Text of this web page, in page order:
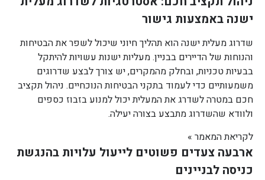
ישנה באמצעות גישור
שדרוג מעלית ישנה הוא תהליך חיוני שיכול לשפר את הבטיחות
והנוחות של הדיירים בבניין. מעליות ישנות עשויות להיתקל
בבעיות טכניות, ובחלק מהמקרים, יש צורך לבצע שדרוגים
משמעותיים כדי לעמוד בתקני הבטיחות הנוכחיים. ניהול תקציב
חכם במטרה לשדרג את המעלית יכול למנוע בזבוז כספים
ולוודא שהשדרוג מתבצע בצורה יעילה.
לקריאת המאמר »
ארבעה צעדים פשוטים לייעול עלויות בהנגשת
כניסה לבניינים